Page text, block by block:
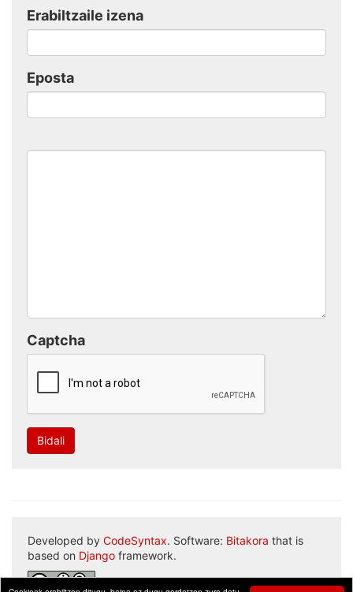
Erabiltzaile izena
Eposta
Captcha
Bidali
Developed by CodeSyntax. Software: Bitakora that is
based on Django framework.